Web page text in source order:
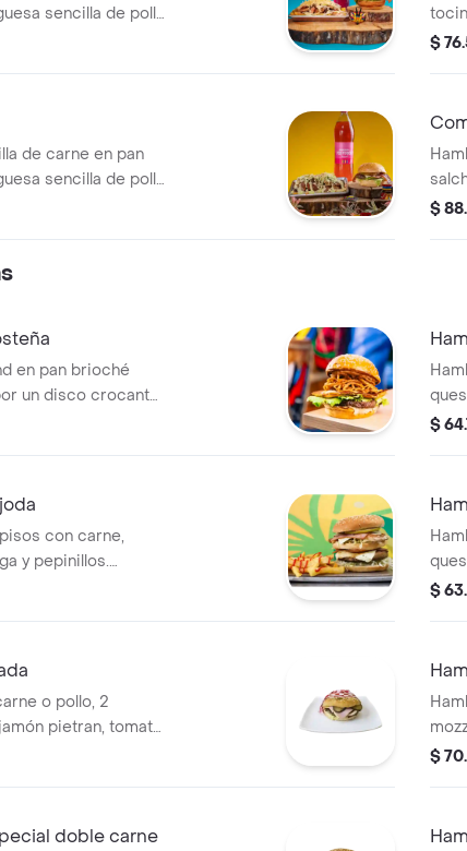
sencilla de pollo
mixta + 1
$
de carne en pan
sencilla de pollo
mixta + 1
$
en pan brioché
un disco crocante
crispy
$
con carne,
y pepinillos.
tus preferencias.
$
o pollo, 2
pietran, tomate,
chip y salsas.
$
doble carne